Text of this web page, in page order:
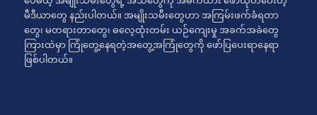
မီဒီယာတွေ နည်းပါတယ်။ အမျိုးသမီးတွေဟာ အကြမ်းဖက်ခံရတာ
တွေ၊ မတရားတာတွေ၊ ဓလေ့ထုံးတမ်း ယဉ်ကျေးမှု အခက်အခဲတွေ
ကြားထဲမှာ ကြုံတွေ့နေရတဲ့အတွေ့အကြုံတွေကို ဖော်ပြပေးရာနေရာ
ဖြစ်ပါတယ်။